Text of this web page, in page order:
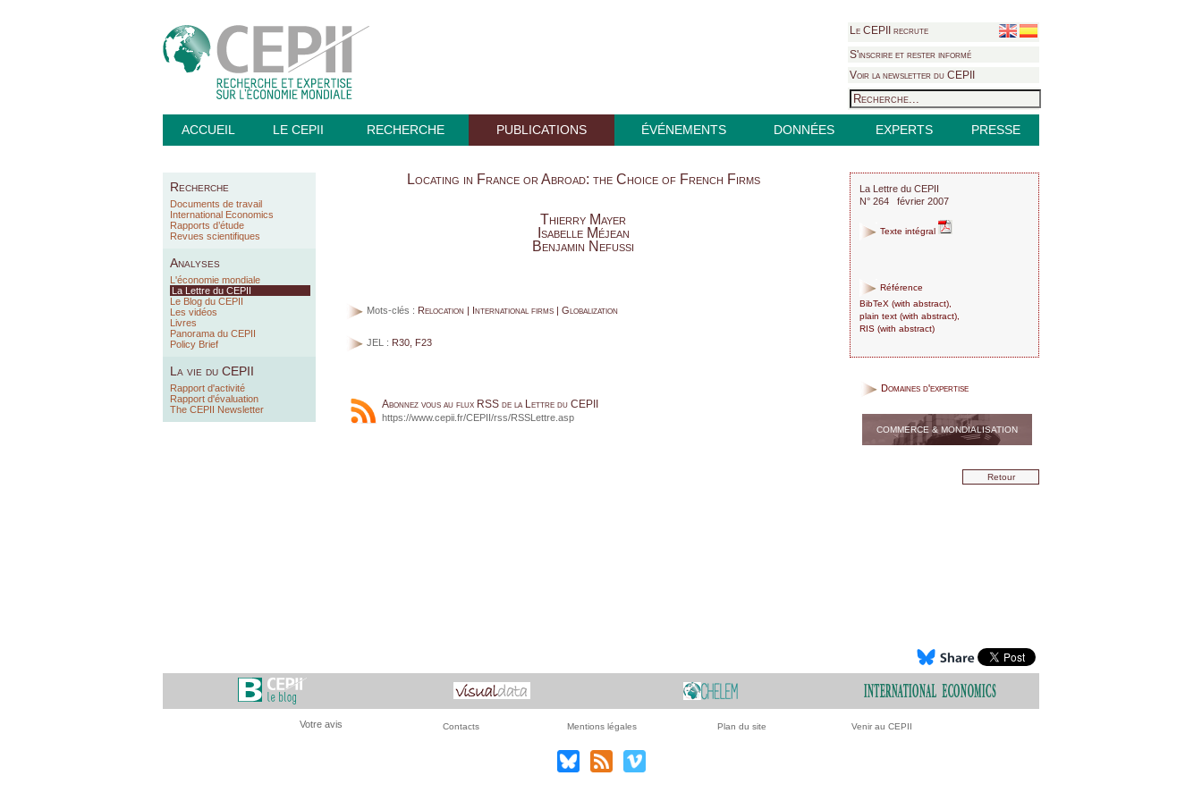
Le CEPII recrute
S'inscrire et rester informé
Voir la newsletter du CEPII
ACCUEIL LE CEPII RECHERCHE PUBLICATIONS ÉVÉNEMENTS DONNÉES EXPERTS PRESSE
Recherche
Documents de travail
International Economics
Rapports d’étude
Revues scientifiques
Analyses
L'économie mondiale
La Lettre du CEPII
Le Blog du CEPII
Les vidéos
Livres
Panorama du CEPII
Policy Brief
La vie du CEPII
Rapport d'activité
Rapport d'évaluation
The CEPII Newsletter
Locating in France or Abroad: the Choice of French Firms
Thierry Mayer
Isabelle Méjean
Benjamin Nefussi
Mots-clés : Relocation | International firms | Globalization
JEL : R30, F23
Abonnez vous au flux RSS de la Lettre du CEPII
https://www.cepii.fr/CEPII/rss/RSSLettre.asp
La Lettre du CEPII
N° 264 février 2007
Texte intégral
Référence
BibTeX (with abstract),
plain text (with abstract),
RIS (with abstract)
Domaines d'expertise
COMMERCE & MONDIALISATION
Retour
Votre avis Contacts Mentions légales Plan du site Venir au CEPII